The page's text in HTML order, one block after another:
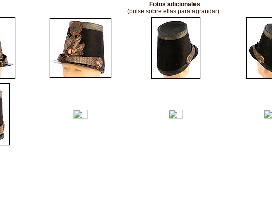
Fotos adicionales:
(pulse sobre ellas para agrandar)